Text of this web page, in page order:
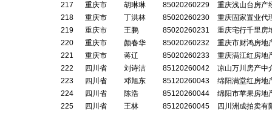
217
重庆市 胡琳琳 85020260229
重庆浅山台房产
218
重庆市 丁洪林 85020260230
重庆固家置业代
219
重庆市 王鹏 85020260231
重庆宅行千里房
220
重庆市 颜春华 85020260232
重庆市财鸿房地
221
重庆市 蒋辽 85020260233
重庆满江红房地
222
四川省 刘诗洁 85120260042
凉山万川房产中
223
四川省 邓旭东 85120260043
绵阳满堂红房地
224
四川省 陈浩 85120260044
绵阳市苹果房地
225
四川省 王林 85120260045
四川洲成拍卖有